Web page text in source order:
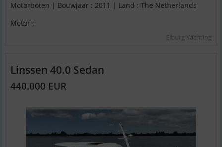
Motorboten | Bouwjaar : 2011 | Land : The Netherlands
Motor :
Elburg Yachting
Linssen 40.0 Sedan
440.000 EUR